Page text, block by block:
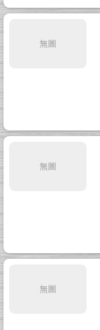
無圖
無圖
無圖